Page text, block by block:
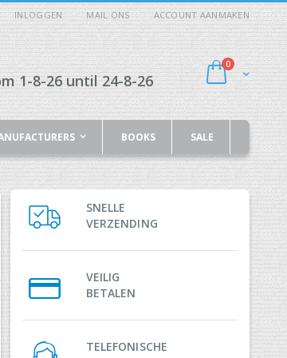
INLOGGEN MAIL ONS ACCOUNT AANMAKEN
Cart
0producten
1-8-26 until 24-8-26
BOOKS SALE
SNELLE
VERZENDING
VEILIG
BETALEN
TELEFONISCHE